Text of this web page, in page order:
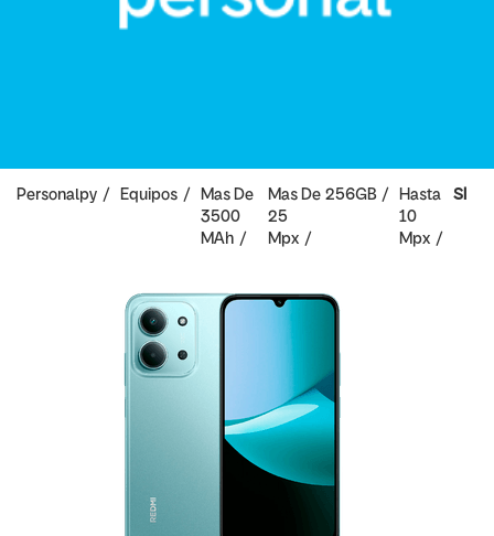
Personalpy Equipos
Mas De
3500
MAh
Mas De
25
Mpx
256GB
Hasta
10
Mpx
SI